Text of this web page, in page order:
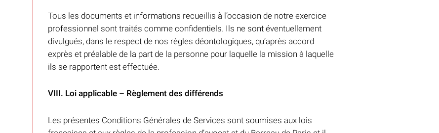
Tous les documents et informations recueillis à l’occasion de notre exercice
professionnel sont traités comme confidentiels. Ils ne sont éventuellement
divulgués, dans le respect de nos règles déontologiques, qu’après accord
exprès et préalable de la part de la personne pour laquelle la mission à laquelle
ils se rapportent est effectuée.
VIII. Loi applicable – Règlement des différends
Les présentes Conditions Générales de Services sont soumises aux lois